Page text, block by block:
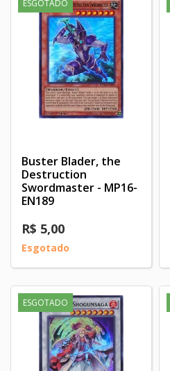
ESGOTADO
Buster Blader, the
Destruction
Swordmaster - MP16-
EN189
R$ 5,00
Esgotado
ESGOTADO